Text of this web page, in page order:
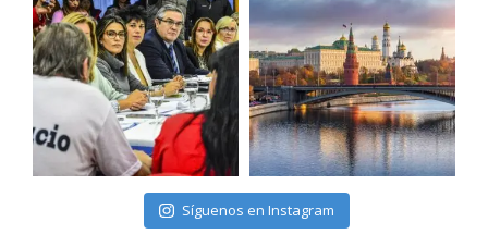
Síguenos en Instagram